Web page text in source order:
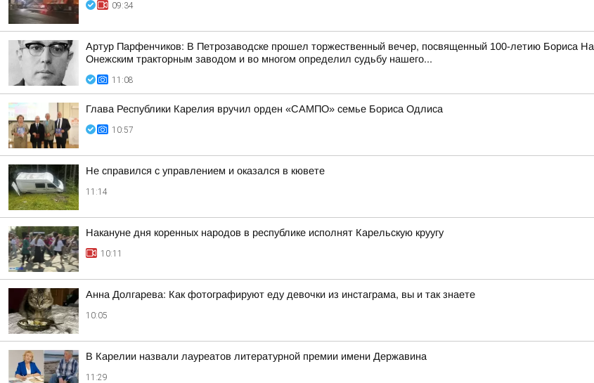
09:34
Артур Парфенчиков: В Петрозаводске прошел торжественный вечер, посвященный 100-летию Бориса
Онежским тракторным заводом и во многом определил судьбу нашего...
11:08
Глава Республики Карелия вручил орден «САМПО» семье Бориса Одлиса
10:57
Не справился с управлением и оказался в кювете
11:14
Накануне дня коренных народов в республике исполнят Карельскую круугу
10:11
Анна Долгарева: Как фотографируют еду девочки из инстаграма, вы и так знаете
10:05
В Карелии назвали лауреатов литературной премии имени Державина
11:29